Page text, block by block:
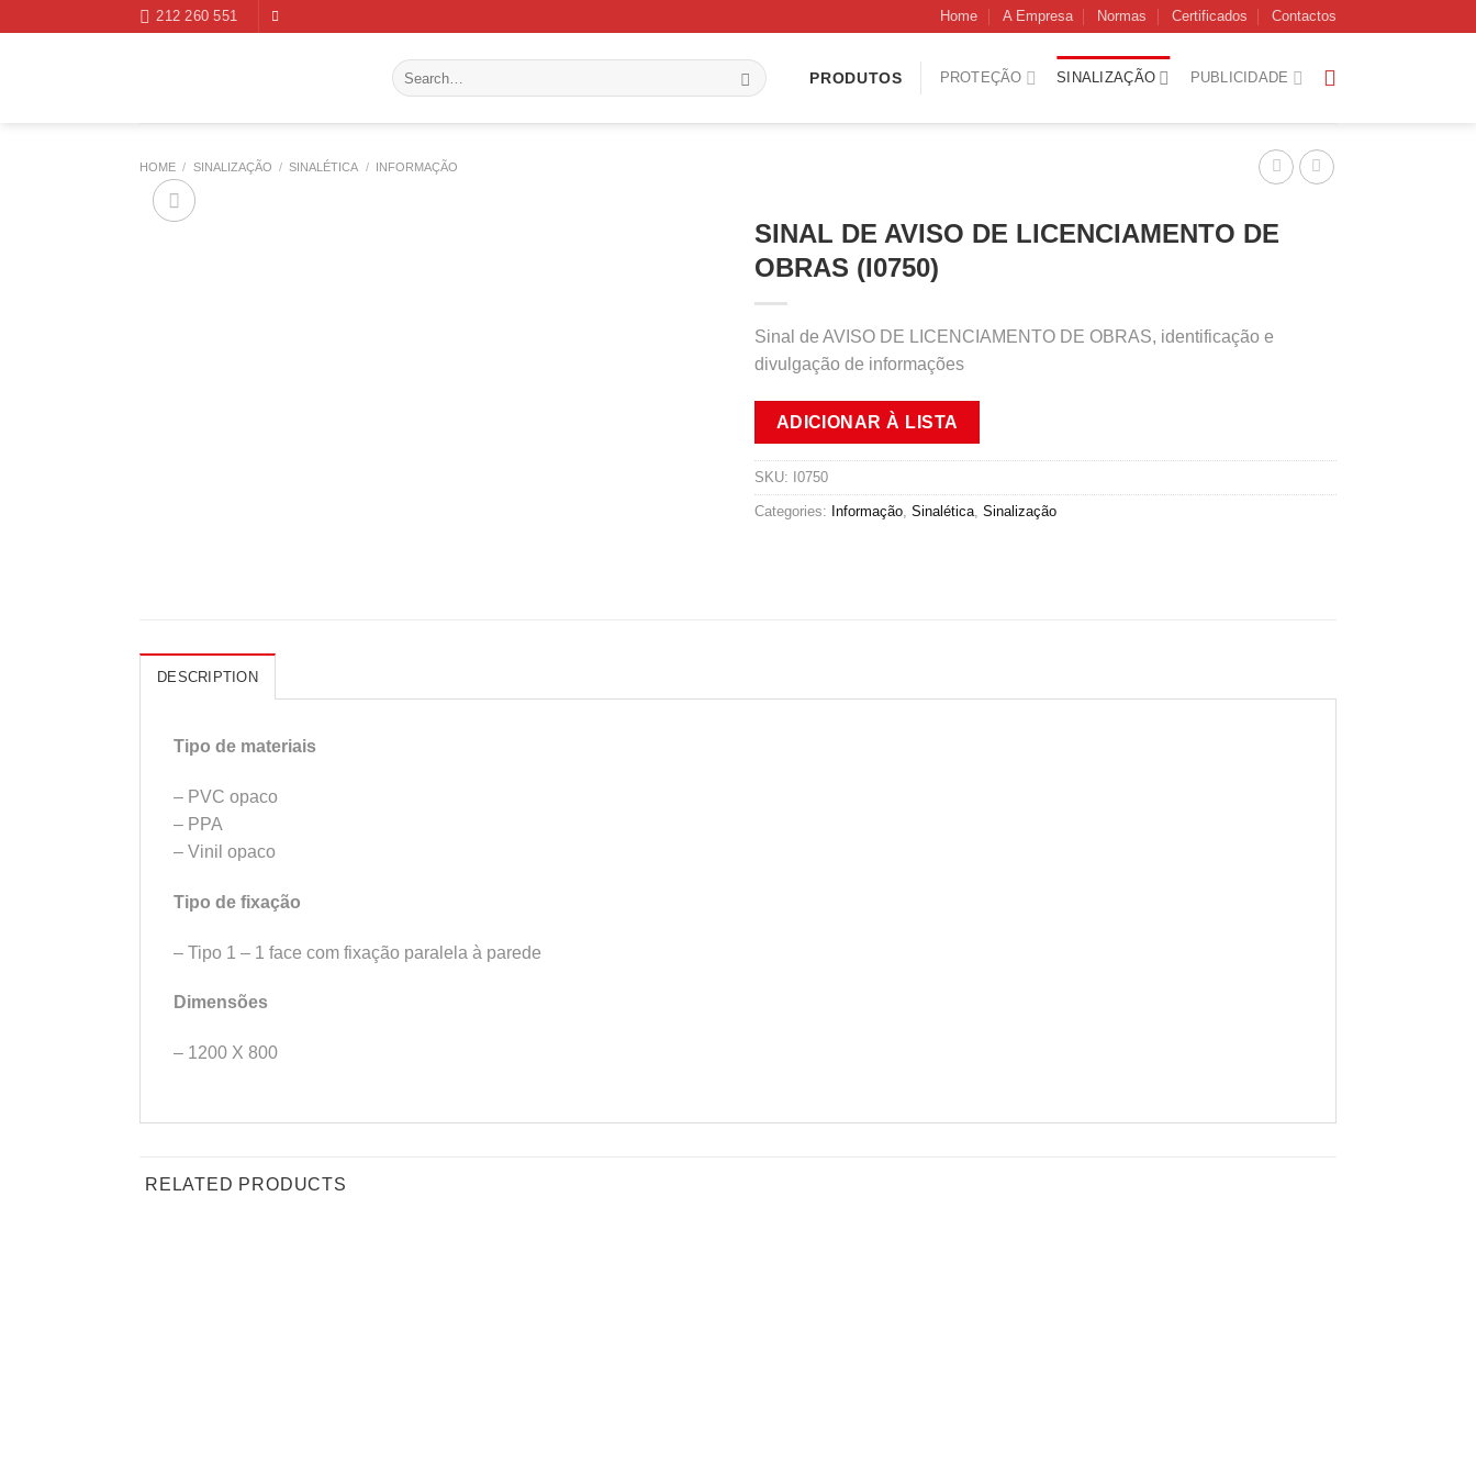
212 260 551 Home A Empresa Normas Certificados Contactos
Search
for:
PRODUTOS PROTEÇÃO SINALIZAÇÃO PUBLICIDADE
HOME / SINALIZAÇÃO / SINALÉTICA / INFORMAÇÃO
SINAL DE AVISO DE LICENCIAMENTO DE
OBRAS (I0750)
Sinal de AVISO DE LICENCIAMENTO DE OBRAS, identificação e
divulgação de informações
ADICIONAR À LISTA
SKU: I0750
Categories: Informação, Sinalética, Sinalização
DESCRIPTION
Tipo de materiais
– PVC opaco
– PPA
– Vinil opaco
Tipo de fixação
– Tipo 1 – 1 face com fixação paralela à parede
Dimensões
– 1200 X 800
RELATED PRODUCTS